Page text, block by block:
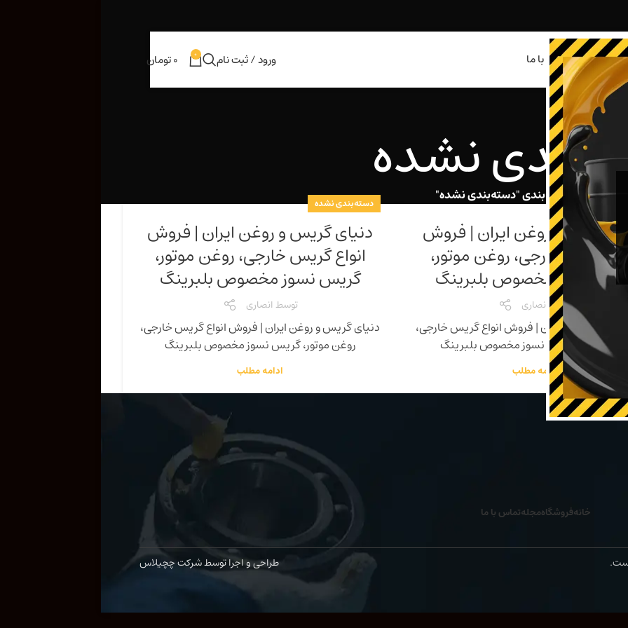
مجلهتماس با ما ورود / ثبت نام 0
0تومان
نشده خانه آرشیو با دسته بندی "دسته‌بندی نشده"
نشده
گریس و روغن ایران | فروش
گریس خارجی، روغن موتور،
نسوز مخصوص بلبرینگ
توسط انصاری
گریس و روغن ایران | فروش انواع گریس خارجی،
روغن موتور، گریس نسوز مخصوص بلبرینگ
ادامه مطلب
دسته‌بندی نشده
دنیای گریس و روغن ایران | فروش
انواع گریس خارجی، روغن موتور،
گریس نسوز مخصوص بلبرینگ
توسط انصاری
دنیای گریس و روغن ایران | فروش انواع گریس خارجی،
روغن موتور، گریس نسوز مخصوص بلبرینگ
ادامه مطلب
خانهفروشگاهمجلهتماس با ما
طراحی و اجرا توسط شرکت چچیلاس